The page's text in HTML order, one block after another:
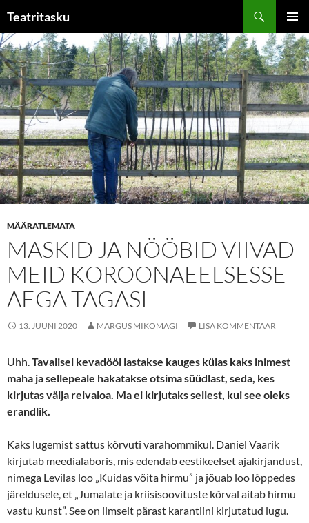
sisu
juurde
Teatritasku
MÄÄRATLEMATA
MASKID JA NÖÖBID VIIVAD
MEID KOROONAEELSESSE
AEGA TAGASI
13. JUUNI 2020 MARGUS MIKOMÄGI LISA KOMMENTAAR
Uhh.Tavalisel kevadööl lastakse kauges külas kaks inimest
maha ja sellepeale hakatakse otsima süüdlast, seda, kes
kirjutas välja relvaloa. Ma ei kirjutaks sellest, kui see oleks
erandlik.
Kaks lugemist sattus kõrvuti varahommikul. Daniel Vaarik
kirjutab meedialaboris, mis edendab eestikeelset ajakirjandust,
nimega Levilas loo „Kuidas võita hirmu” ja jõuab loo lõppedes
järeldusele, et „Jumalate ja kriisisoovituste kõrval aitab hirmu
vastu kunst”. See on ilmselt pärast karantiini kirjutatud lugu.